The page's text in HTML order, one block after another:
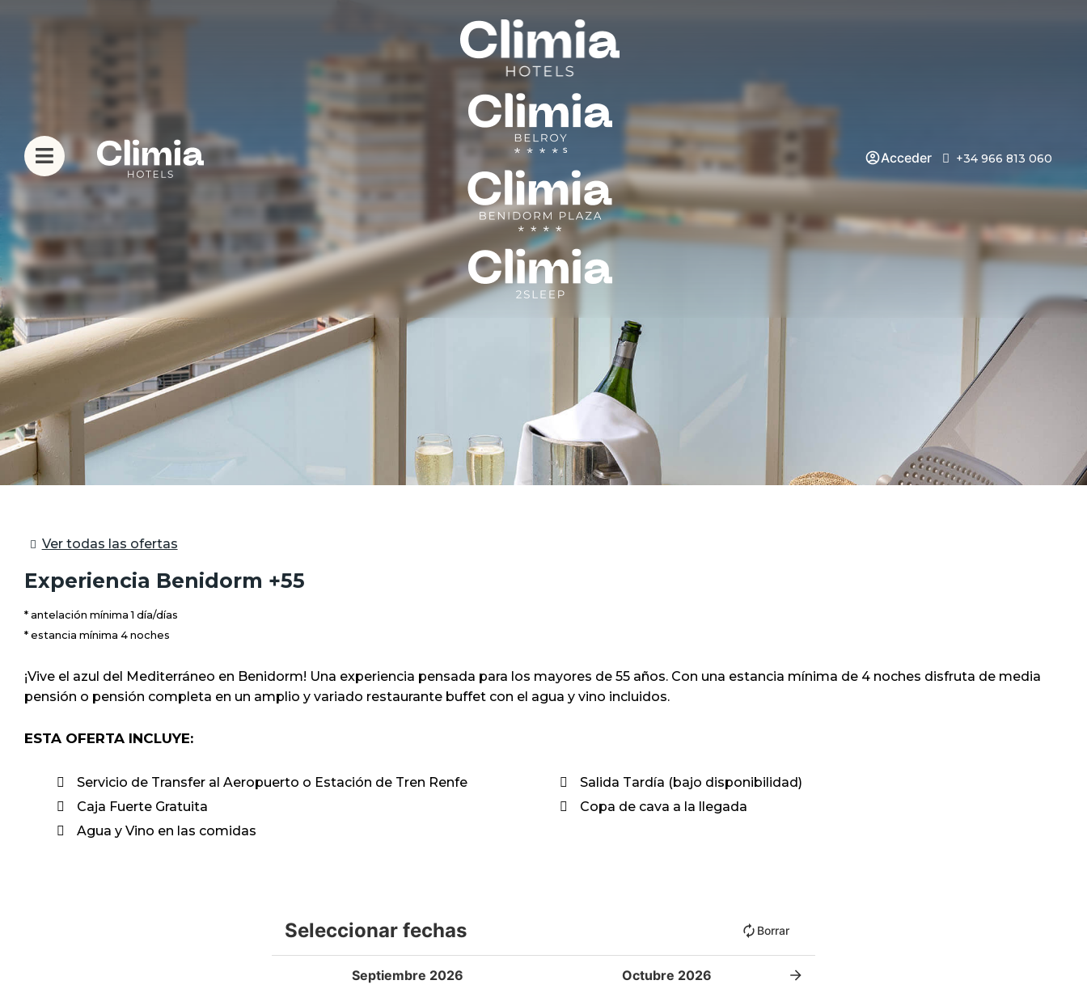
Acceder +34 966 813 060
Ver todas las ofertas
Experiencia Benidorm +55
antelación mínima 1 día/días
estancia mínima 4 noches
¡Vive el azul del Mediterráneo en Benidorm! Una experiencia pensada para los mayores de 55 años. Con una estancia mínima de 4 noches disfruta de media
pensión o pensión completa en un amplio y variado restaurante buffet con el agua y vino incluidos.
ESTA OFERTA INCLUYE:
Servicio de Transfer al Aeropuerto o Estación de Tren Renfe
Salida Tardía (bajo disponibilidad)
Caja Fuerte Gratuita
Copa de cava a la llegada
Agua y Vino en las comidas
Seleccionar fechas Borrar
Septiembre 2026 Octubre 2026